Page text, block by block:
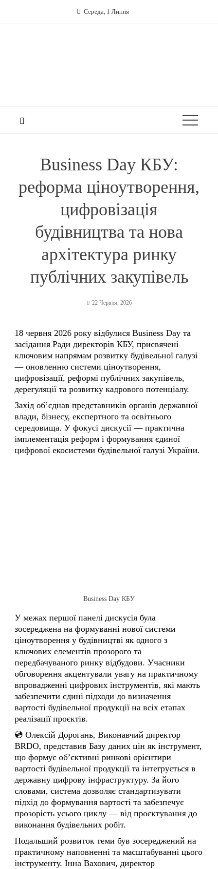
Середа, 1 Липня
реформа ціноутворення,
цифровізація
будівництва та нова
архітектура ринку
публічних закупівель
22 Червня, 2026
ключовим напрямам розвитку будівельної галузі
— оновленню системи ціноутворення,
цифровізації, реформі публічних закупівель,
дерегуляції та розвитку кадрового потенціалу.
Захід об’єднав представників органів державної
влади, бізнесу, експертного та освітнього
середовища. У фокусі дискусії — практична
імплементація реформ і формування єдиної
цифрової екосистеми будівельної галузі України.
У межах першої панелі дискусія була
ціноутворення у будівництві як одного з
ключових елементів прозорого та
передбачуваного ринку відбудови. Учасники
обговорення акцентували увагу на практичному
впровадженні цифрових інструментів, які мають
забезпечити єдині підходи до визначення
вартості будівельної продукції на всіх етапах
реалізації проєктів.
💿 Олексій Дорогань, Виконавчий директор
BRDO, представив Базу даних цін як інструмент,
що формує об’єктивні ринкові орієнтири
вартості будівельної продукції та інтегрується в
державну цифрову інфраструктуру. За його
словами, система дозволяє стандартизувати
підхід до формування вартості та забезпечує
прозорість усього циклу — від проєктування до
виконання будівельних робіт.
Подальший розвиток теми був зосереджений на
практичному наповненні та масштабуванні цього
інструменту. Інна Вахович, директор
департаменту ціноутворення, економіки та
організації будівництва Міністерства розвитку